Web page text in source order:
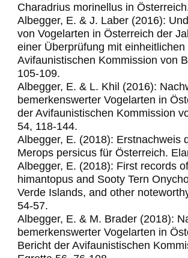
Charadrius morinellus in
Albegger, E. & J. Laber (2016):
von Vogelarten in Österreich der
einer Überprüfung mit
Avifaunistischen Kommission von
105-109.
Albegger, E. & L. Khil (2016):
bemerkenswerter Vogelarten in
der Avifaunistischen Kommission
54, 118-144.
Albegger, E. (2018): Erstnachweis
Merops persicus für Österreich.
Albegger, E. (2018): First records
himantopus and Sooty Tern
Verde Islands, and other
54-57.
Albegger, E. & M. Brader (2018):
bemerkenswerter Vogelarten in
Bericht der Avifaunistischen